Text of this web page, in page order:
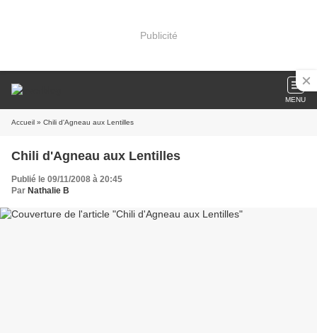
Publicité
MENU
Accueil » Chili d'Agneau aux Lentilles
Chili d'Agneau aux Lentilles
Publié le 09/11/2008 à 20:45
Par Nathalie B